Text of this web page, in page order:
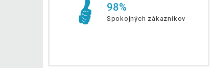
98%
Spokojných zákazníkov